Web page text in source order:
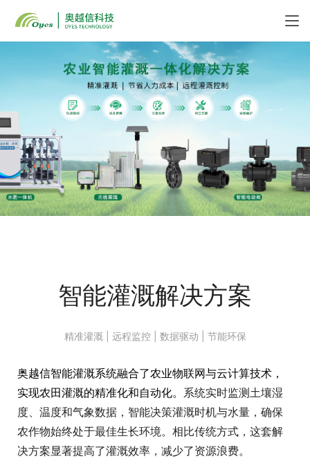
智能灌溉解决方案
精准灌溉 | 远程监控 | 数据驱动 | 节能环保
奥越信智能灌溉系统融合了农业物联网与云计算技术，
实现农田灌溉的精准化和自动化。 系统实时监测土壤湿
度、温度和气象数据，智能决策灌溉时机与水量，确保
农作物始终处于最佳生长环境。相比传统方式，这套解
决方案显著提高了灌溉效率，减少了资源浪费。